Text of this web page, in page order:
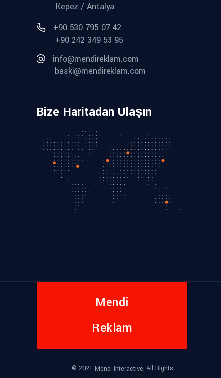
Kepez / Antalya
+90 530 795 07 42
+90 242 349 53 95
info@mendireklam.com
baski@mendireklam.com
Bize Haritadan Ulaşın
Mendi
Reklam
© 2021 Mendi Interactive, All Rights